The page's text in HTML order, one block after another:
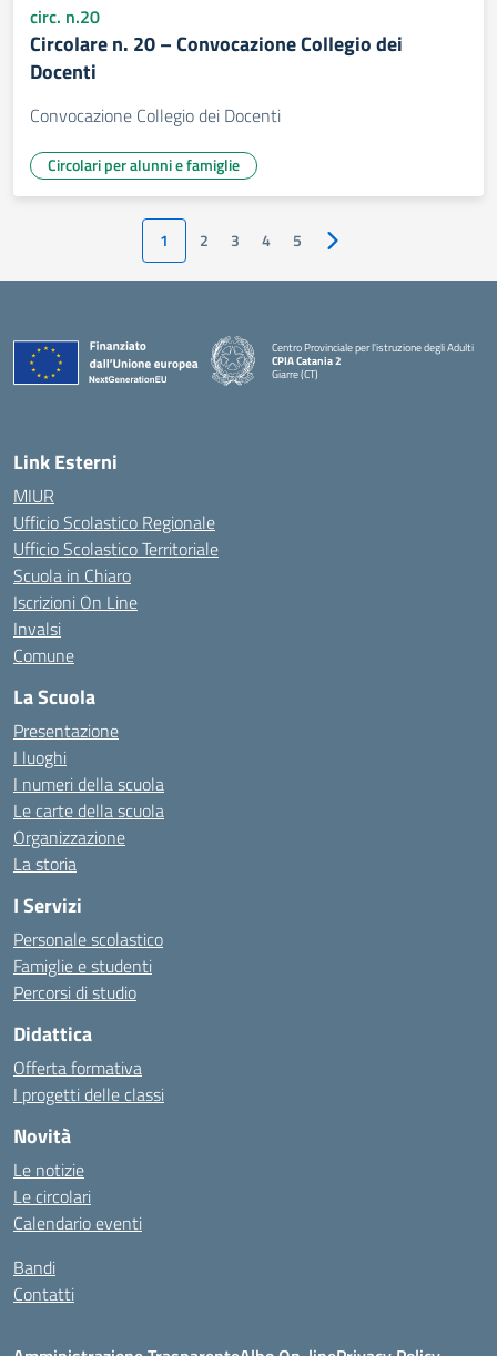
circ. n.20
Circolare n. 20 – Convocazione Collegio dei
Docenti
Convocazione Collegio dei Docenti
Circolari per alunni e famiglie
1 2 3 4 5 Pagina successiva
Centro Provinciale per l'istruzione degli Adulti
CPIA Catania 2
Giarre (CT)
Link Esterni
MIUR
Ufficio Scolastico Regionale
Ufficio Scolastico Territoriale
Scuola in Chiaro
Iscrizioni On Line
Invalsi
Comune
La Scuola
Presentazione
I luoghi
I numeri della scuola
Le carte della scuola
Organizzazione
La storia
I Servizi
Personale scolastico
Famiglie e studenti
Percorsi di studio
Didattica
Offerta formativa
I progetti delle classi
Novità
Le notizie
Le circolari
Calendario eventi
Bandi
Contatti